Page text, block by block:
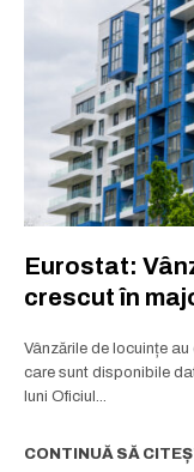
Eurostat:
crescut în
Vânzările de locuințe
care sunt disponibile
luni Oficiul...
CONTINUĂ SĂ